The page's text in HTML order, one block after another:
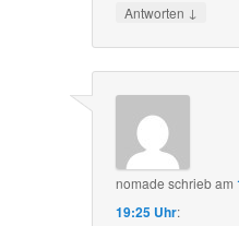
Antworten ↓
nomade schriebam
19:25 Uhr: